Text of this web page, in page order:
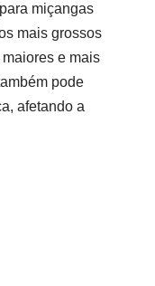
miçangas
mais grossos
e mais
pode
afetando a